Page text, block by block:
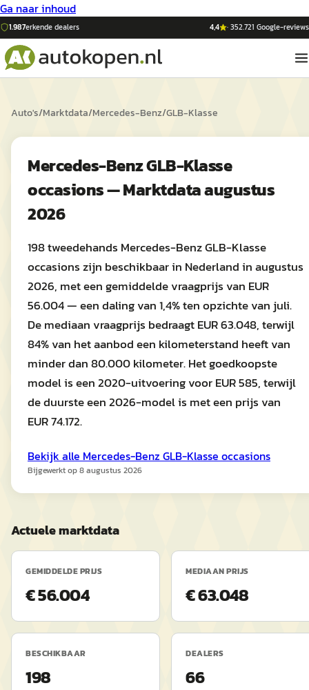
Ga naar inhoud
1.987erkende dealers 4,4 ·352.721 Google-reviews
Auto's/Marktdata/Mercedes-Benz/GLB-Klasse
Mercedes-Benz GLB-Klasse
occasions — Marktdata augustus
2026
198 tweedehands Mercedes-Benz GLB-Klasse
occasions zijn beschikbaar in Nederland in augustus
2026, met een gemiddelde vraagprijs van EUR
56.004 — een daling van 1,4% ten opzichte van juli.
De mediaan vraagprijs bedraagt EUR 63.048, terwijl
84% van het aanbod een kilometerstand heeft van
minder dan 80.000 kilometer. Het goedkoopste
model is een 2020-uitvoering voor EUR 585, terwijl
de duurste een 2026-model is met een prijs van
EUR 74.172.
Bekijk alle Mercedes-BenzGLB-Klasse occasions
Bijgewerkt op8 augustus 2026
Actuele marktdata
GEMIDDELDE PRIJS
€ 56.004
MEDIAAN PRIJS
€ 63.048
BESCHIKBAAR
198
DEALERS
66